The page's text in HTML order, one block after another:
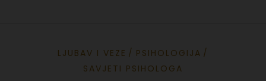
LJUBAV I VEZE
PSIHOLOGIJA
SAVJETI PSIHOLOGA